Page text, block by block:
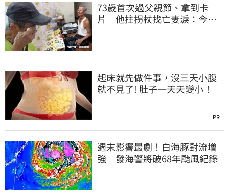
73歲首次過父親節、拿到卡
片 他拄拐杖找亡妻淚：今天
起床就先做件事，沒三天小腹
就不見了! 肚子一天天變小！
PR
週末影響最劇！白海豚對流增
強 發海警將破68年颱風紀錄